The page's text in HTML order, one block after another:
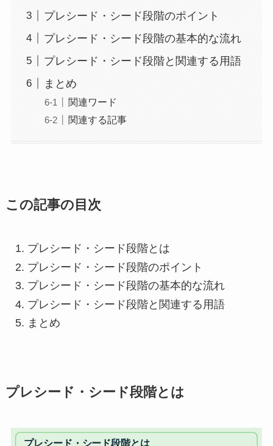
プレシード・シード段階のポイント
プレシード・シード段階の基本的な流れ
プレシード・シード段階と関連する用語
まとめ
関連ワード
関連する記事
この記事の目次
プレシード・シード段階とは
プレシード・シード段階のポイント
プレシード・シード段階の基本的な流れ
プレシード・シード段階と関連する用語
まとめ
プレシード・シード段階とは